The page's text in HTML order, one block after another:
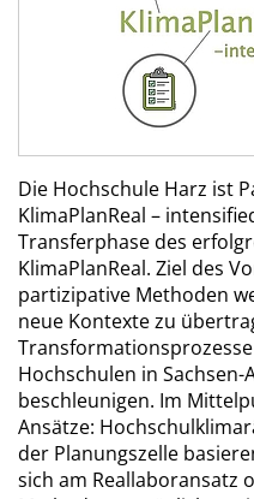
Die Hochschule Harz ist
KlimaPlanReal –
Transferphase des
KlimaPlanReal. Ziel des
partizipative Methoden
neue Kontexte zu
Hochschulen in
beschleunigen. Im
Ansätze:
der Planungszelle
sich am Reallaboransatz